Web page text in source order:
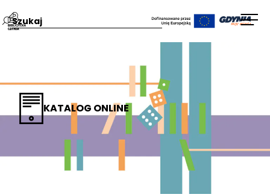
KATALOG ONLINE
Wpisz